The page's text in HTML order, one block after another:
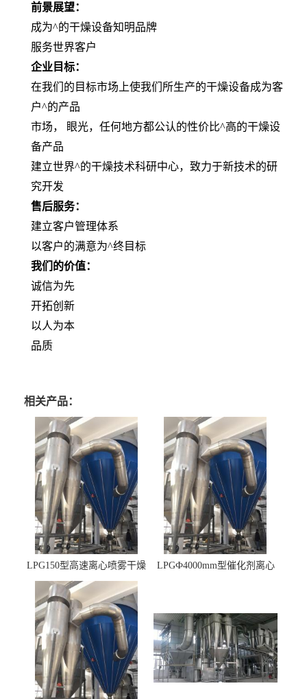
前景展望：
成为^的干燥设备知明品牌
服务世界客户
企业目标：
在我们的目标市场上使我们所生产的干燥设备成为客
户^的产品
市场， 眼光，任何地方都公认的性价比^高的干燥设
备产品
建立世界^的干燥技术科研中心，致力于新技术的研
究开发
售后服务：
建立客户管理体系
以客户的满意为^终目标
我们的价值：
诚信为先
开拓创新
以人为本
品质
相关产品：
LPG150型高速离心喷雾干燥
机 φ2.85m
LPGФ4000mm型催化剂离心